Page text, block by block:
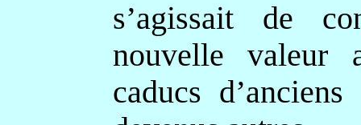
s’agissait de
nouvelle valeur
caducs d’anciens